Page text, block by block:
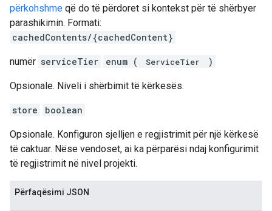
përkohshme që do të përdoret si kontekst për të shërbyer
parashikimin. Formati:
cachedContents/{cachedContent}
numër serviceTier enum ( ServiceTier )
Opsionale. Niveli i shërbimit të kërkesës.
store boolean
Opsionale. Konfiguron sjelljen e regjistrimit për një kërkesë
të caktuar. Nëse vendoset, ai ka përparësi ndaj konfigurimit
të regjistrimit në nivel projekti.
Përfaqësimi JSON